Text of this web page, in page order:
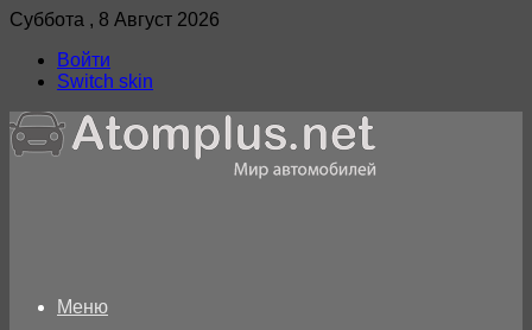
Суббота , 8 Август 2026
Войти
Switch skin
Меню